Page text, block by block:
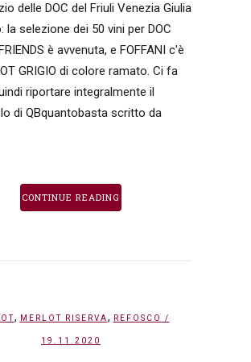
delle DOC del Friuli Venezia Giulia
la selezione dei 50 vini per DOC
è avvenuta, e FOFFANI c'è
GRIGIO di colore ramato. Ci fa
riportare integralmente il
di QBquantobasta scritto da
CONTINUE READING
, MERLOT RISERVA, REFOSCO /
19.11.2020